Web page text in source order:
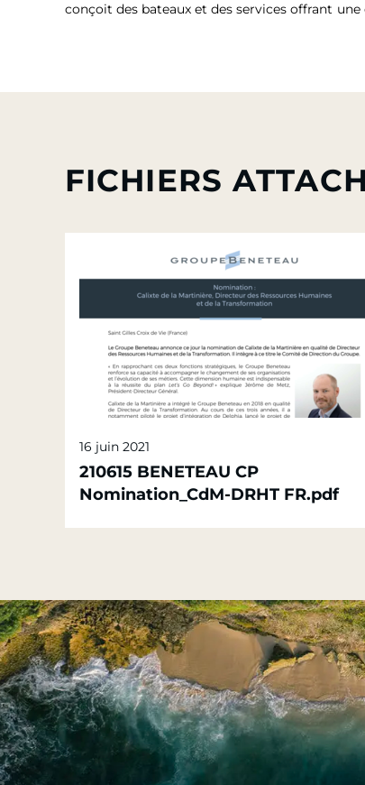
conçoit des bateaux et des services offrant
FICHIERS
16 juin 2021
210615 BENETEAU CP
Nomination_CdM-DRHT FR.pdf